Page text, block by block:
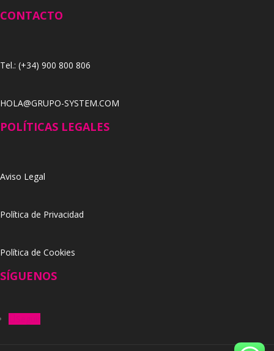
CONTACTO
Tel.: (+34) 900 800 806
HOLA@GRUPO-SYSTEM.COM
POLÍTICAS LEGALES
Aviso Legal
Política de Privacidad
Política de Cookies
SÍGUENOS